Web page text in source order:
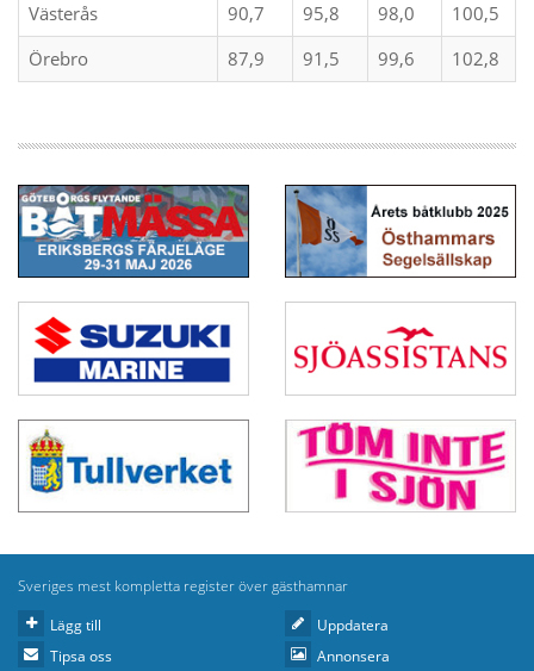
Västerås
90,7 95,8 98,0
100,5
Örebro
87,9 91,5 99,6 102,8
Sveriges mest kompletta register över gästhamnar
Lägg till
Uppdatera
Tipsa oss
Annonsera